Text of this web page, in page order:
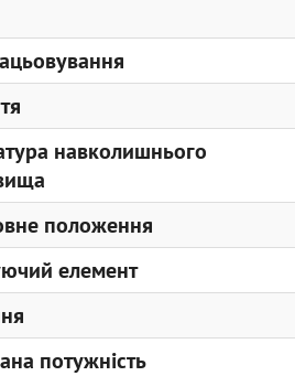
навколишнього
положення
елемент
потужність